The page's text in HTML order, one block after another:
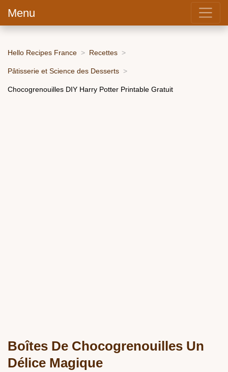
Menu
Hello Recipes France Recettes
Pâtisserie et Science des Desserts
Chocogrenouilles DIY Harry Potter Printable Gratuit
Boîtes De Chocogrenouilles Un
Délice Magique